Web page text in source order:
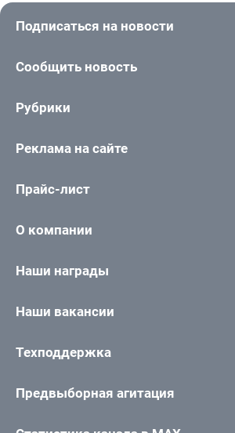
Подписаться на новости
Сообщить новость
Рубрики
Реклама на сайте
Прайс-лист
О компании
Наши награды
Наши вакансии
Техподдержка
Предвыборная агитация